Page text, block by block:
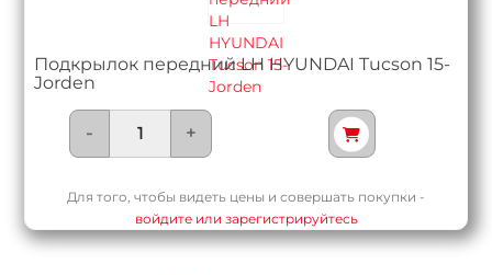
Подкрылок передний LH HYUNDAI Tucson 15-
Jorden
- +
Для того, чтобы видеть цены и совершать покупки -
войдите или зарегистрируйтесь